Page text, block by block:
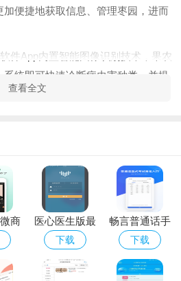
便捷地获取信息、管理枣园，进而
件App内置智能图像识别技术，果农
统即可快速诊断病虫害种类，并提
获得专业答案及解决方案。
App提供详细的种植日历和管理提
限于修剪、施肥、浇水等，科学规划
长。
网技术，对枣树生长环境进行实时
、光照等，通过大数据分析为果农提
查看全文
商
下
卓
医心医生版最
新版app下载_
医心医生版安
卓版下载
下载
畅言普通话手
机版下载_畅
言普通话安卓
版下载
下载